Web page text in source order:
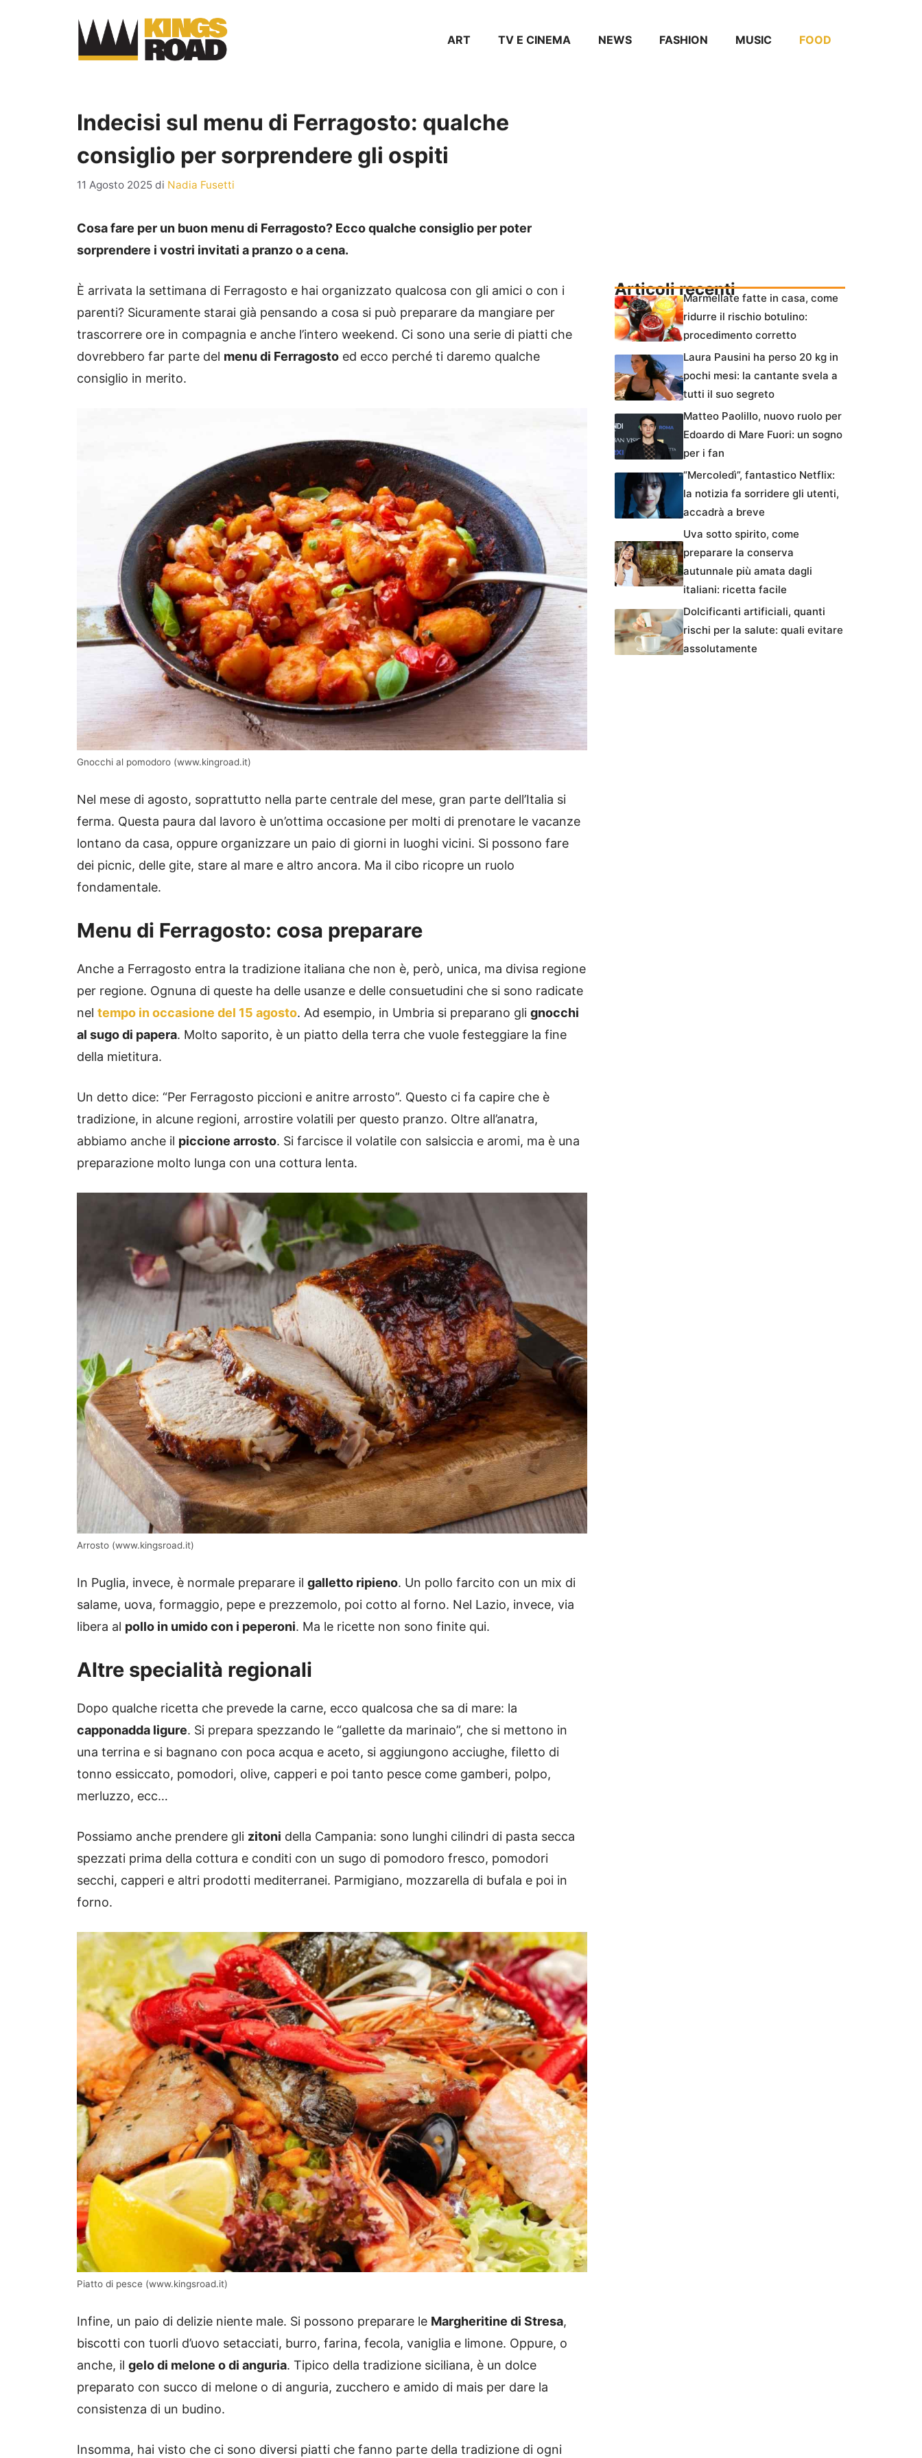
ART TV E CINEMA NEWS FASHION MUSIC FOOD
Indecisi sul menu di Ferragosto: qualche
consiglio per sorprendere gli ospiti
11 Agosto 2025 di Nadia Fusetti
Cosa fare per un buon menu di Ferragosto? Ecco qualche consiglio per poter
sorprendere i vostri invitati a pranzo o a cena.
È arrivata la settimana di Ferragosto e hai organizzato qualcosa con gli amici o con i
parenti? Sicuramente starai già pensando a cosa si può preparare da mangiare per
trascorrere ore in compagnia e anche l’intero weekend. Ci sono una serie di piatti che
dovrebbero far parte del menu di Ferragosto ed ecco perché ti daremo qualche
consiglio in merito.
Gnocchi al pomodoro (www.kingroad.it)
Nel mese di agosto, soprattutto nella parte centrale del mese, gran parte dell’Italia si
ferma. Questa paura dal lavoro è un’ottima occasione per molti di prenotare le vacanze
lontano da casa, oppure organizzare un paio di giorni in luoghi vicini. Si possono fare
dei picnic, delle gite, stare al mare e altro ancora. Ma il cibo ricopre un ruolo
fondamentale.
Menu di Ferragosto: cosa preparare
Anche a Ferragosto entra la tradizione italiana che non è, però, unica, ma divisa regione
per regione. Ognuna di queste ha delle usanze e delle consuetudini che si sono radicate
nel tempo in occasione del 15 agosto. Ad esempio, in Umbria si preparano gli gnocchi
al sugo di papera. Molto saporito, è un piatto della terra che vuole festeggiare la fine
della mietitura.
Un detto dice: “Per Ferragosto piccioni e anitre arrosto”. Questo ci fa capire che è
tradizione, in alcune regioni, arrostire volatili per questo pranzo. Oltre all’anatra,
abbiamo anche il piccione arrosto. Si farcisce il volatile con salsiccia e aromi, ma è una
preparazione molto lunga con una cottura lenta.
Arrosto (www.kingsroad.it)
In Puglia, invece, è normale preparare il galletto ripieno. Un pollo farcito con un mix di
salame, uova, formaggio, pepe e prezzemolo, poi cotto al forno. Nel Lazio, invece, via
libera al pollo in umido con i peperoni. Ma le ricette non sono finite qui.
Altre specialità regionali
Dopo qualche ricetta che prevede la carne, ecco qualcosa che sa di mare: la
capponadda ligure. Si prepara spezzando le “gallette da marinaio”, che si mettono in
una terrina e si bagnano con poca acqua e aceto, si aggiungono acciughe, filetto di
tonno essiccato, pomodori, olive, capperi e poi tanto pesce come gamberi, polpo,
merluzzo, ecc…
Possiamo anche prendere gli zitoni della Campania: sono lunghi cilindri di pasta secca
spezzati prima della cottura e conditi con un sugo di pomodoro fresco, pomodori
secchi, capperi e altri prodotti mediterranei. Parmigiano, mozzarella di bufala e poi in
forno.
Piatto di pesce (www.kingsroad.it)
Infine, un paio di delizie niente male. Si possono preparare le Margheritine di Stresa,
biscotti con tuorli d’uovo setacciati, burro, farina, fecola, vaniglia e limone. Oppure, o
anche, il gelo di melone o di anguria. Tipico della tradizione siciliana, è un dolce
preparato con succo di melone o di anguria, zucchero e amido di mais per dare la
consistenza di un budino.
Insomma, hai visto che ci sono diversi piatti che fanno parte della tradizione di ogni
Articoli recentiMarmellate fatte in casa, come
ridurre il rischio botulino:
procedimento corretto
Laura Pausini ha perso 20 kg in
pochi mesi: la cantante svela a
tutti il suo segreto
Matteo Paolillo, nuovo ruolo per
Edoardo di Mare Fuori: un sogno
per i fan
“Mercoledì”, fantastico Netflix:
la notizia fa sorridere gli utenti,
accadrà a breve
Uva sotto spirito, come
preparare la conserva
autunnale più amata dagli
italiani: ricetta facile
Dolcificanti artificiali, quanti
rischi per la salute: quali evitare
assolutamente